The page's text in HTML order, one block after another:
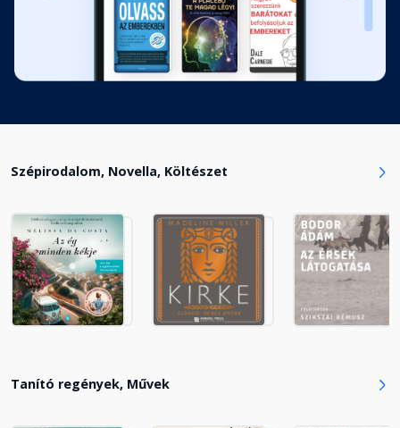
Szépirodalom, Novella, Költészet
Tanító regények, Művek